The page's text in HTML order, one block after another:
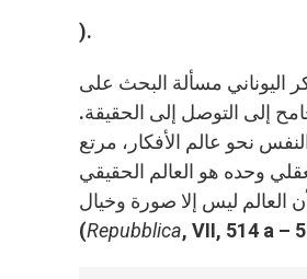
).
اليوناني مسألة البحث على
إلى التوصل إلى الحقيقة.
نحو عالم الأفكار، مرتع
العالم ليس إلا صورة وخيال
(Repubblica, VII, 514 a –